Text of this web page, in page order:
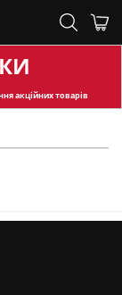
акційних товарів